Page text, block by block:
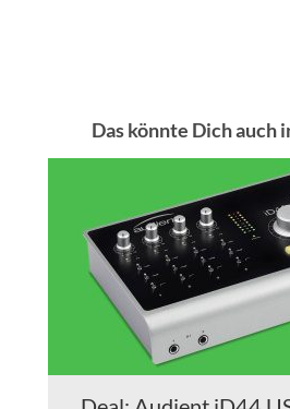
Das könnte Dich auch